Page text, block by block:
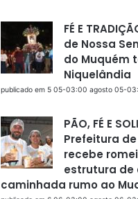
FÉ E
de Nossa
do Muquém
Niquelândia
publicado em 5 05-03:00 agosto 05-
PÃO, FÉ E
Prefeitura
recebe
estrutura de
caminhada rumo ao